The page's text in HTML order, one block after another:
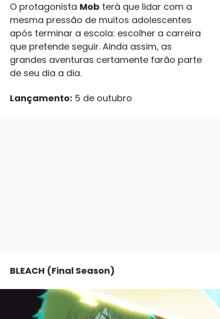
O protagonista Mob terá que lidar com a
mesma pressão de muitos adolescentes
após terminar a escola: escolher a carreira
que pretende seguir. Ainda assim, as
grandes aventuras certamente farão parte
de seu dia a dia.
Lançamento: 5 de outubro
BLEACH (Final Season)